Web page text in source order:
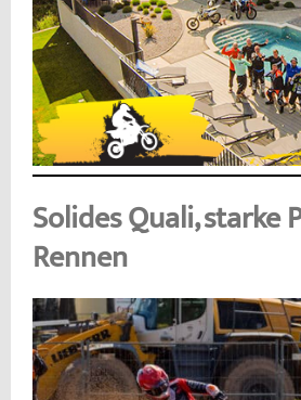
Solides Quali, starke
Rennen